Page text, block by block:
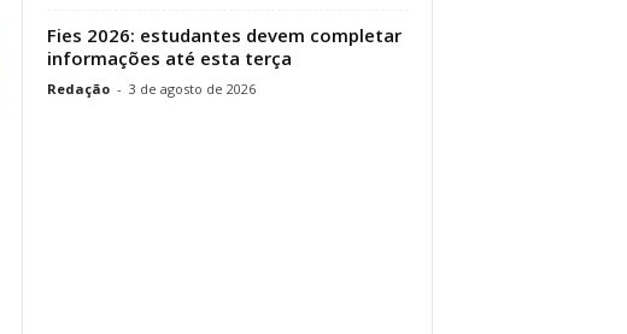
Fies 2026: estudantes devem completar
informações até esta terça
Redação - 3 de agosto de 2026